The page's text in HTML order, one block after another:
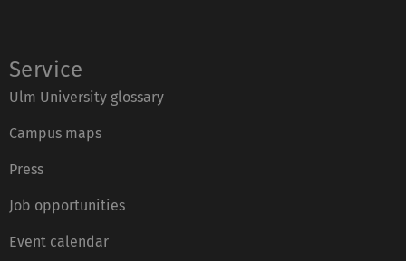
Service
Ulm University glossary
Campus maps
Press
Job opportunities
Event calendar